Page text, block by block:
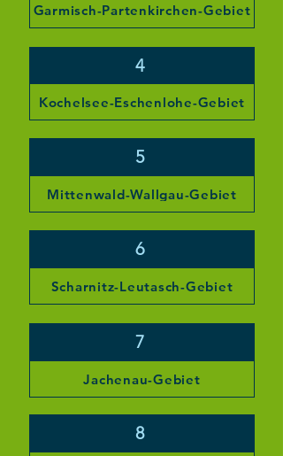
Garmisch-Partenkirchen-Gebiet
4
Kochelsee-Eschenlohe-Gebiet
5
Mittenwald-Wallgau-Gebiet
6
Scharnitz-Leutasch-Gebiet
7
Jachenau-Gebiet
8